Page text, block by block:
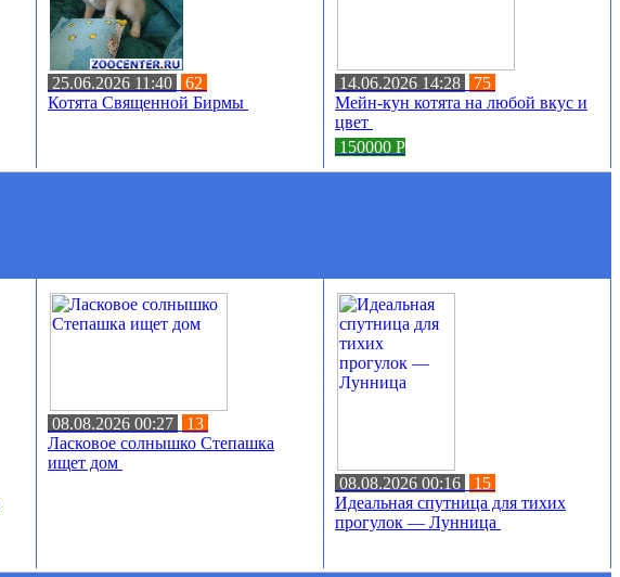
25.06.2026 11:40
62
Котята Священной Бирмы
14.06.2026 14:28
75
Мейн-кун котята на любой вкус и
цвет
150000 Р
08.08.2026 00:27
13
Ласковое солнышко Степашка
ищет дом
08.08.2026 00:16
15
Идеальная спутница для тихих
прогулок — Лунница